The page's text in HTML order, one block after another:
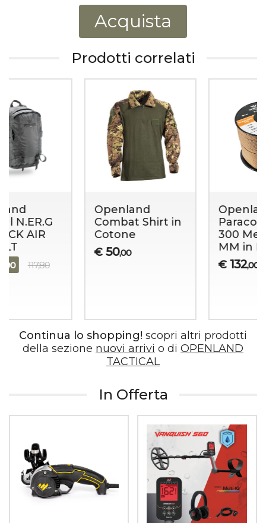
Acquista
Prodotti correlati
Openland
Paracord 550 –
300 Metri Ø 4
MM in Nylon
€ 132
Openland
Tactical N.ER.G
Zaino Blu Sky
Continua lo shopping! scopri altri prodotti
della sezione nuovi arrivi o di OPENLAND
TACTICAL
In Offerta